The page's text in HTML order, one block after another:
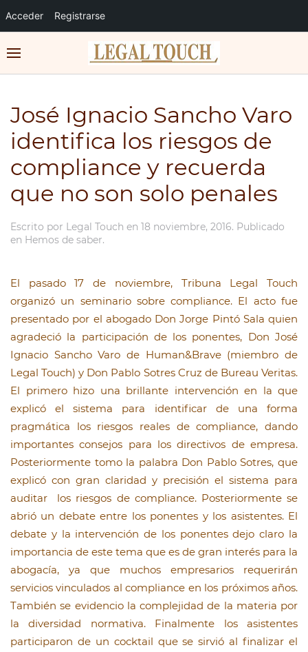
Acceder Registrarse
José Ignacio Sancho Varo
identifica los riesgos de
compliance y recuerda
que no son solo penales
Escrito por Legal Touch en 18 noviembre, 2016. Publicado
en Hemos de saber.
El pasado 17 de noviembre, Tribuna Legal Touch
organizó un seminario sobre compliance. El acto fue
presentado por el abogado Don Jorge Pintó Sala quien
agradeció la participación de los ponentes, Don José
Ignacio Sancho Varo de Human&Brave (miembro de
Legal Touch) y Don Pablo Sotres Cruz de Bureau Veritas.
El primero hizo una brillante intervención en la que
explicó el sistema para identificar de una forma
pragmática los riesgos reales de compliance, dando
importantes consejos para los directivos de empresa.
Posteriormente tomo la palabra Don Pablo Sotres, que
explicó con gran claridad y precisión el sistema para
auditar los riesgos de compliance. Posteriormente se
abrió un debate entre los ponentes y los asistentes. El
debate y la intervención de los ponentes dejo claro la
importancia de este tema que es de gran interés para la
abogacía, ya que muchos empresarios requerirán
servicios vinculados al compliance en los próximos años.
También se evidencio la complejidad de la materia por
la diversidad normativa. Finalmente los asistentes
participaron de un cocktail que se sirvió al finalizar el